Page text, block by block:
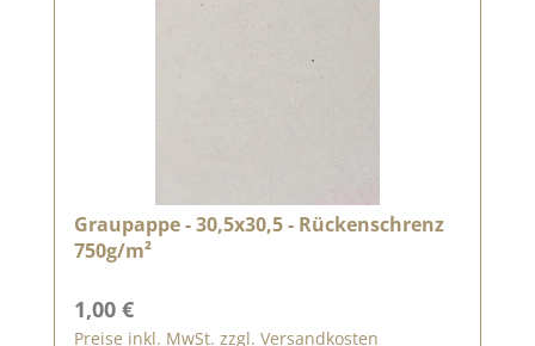
Graupappe - 30,5x30,5 - Rückenschrenz
750g/m²
Regulärer Preis:
1,00 €
Preise inkl. MwSt. zzgl. Versandkosten